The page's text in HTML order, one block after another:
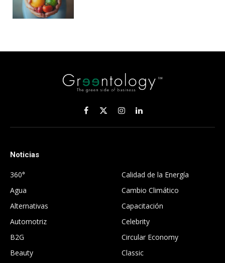
Facebook
X
(Twitter)
InstagramLinkedIn
Noticias
360°
Agua
Alternativas
Automotriz
B2G
Beauty
Calidad de la Energía
Cambio Climático
Capacitación
Celebrity
Circular Economy
Classic